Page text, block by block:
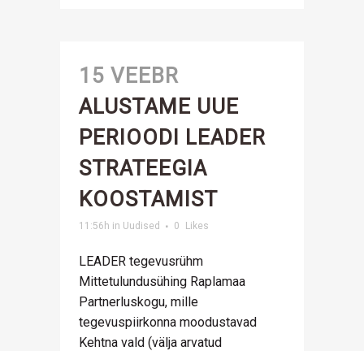
15 VEEBR
ALUSTAME UUE
PERIOODI LEADER
STRATEEGIA
KOOSTAMIST
11:56h in Uudised 0 Likes
LEADER tegevusrühm
Mittetulundusühing Raplamaa
Partnerluskogu, mille
tegevuspiirkonna moodustavad
Kehtna vald (välja arvatud